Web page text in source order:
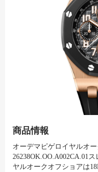
商品情報
オーデマピゲロイヤルオ
26238OK.OO.A002CA.01
ヤルオークオフショアは